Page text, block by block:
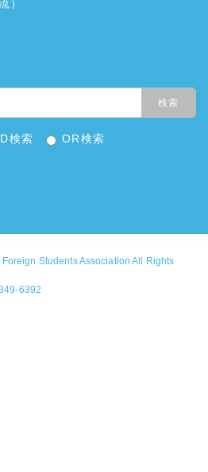
）
検索 OR検索
Foreign Students Association All Rights
6392